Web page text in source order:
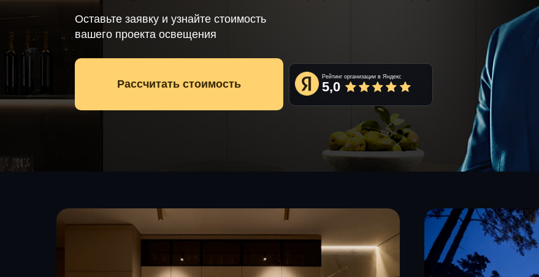
Оставьте заявку и узнайте стоимость
вашего проекта освещения
Рассчитать стоимость
Рейтинг организации в Яндекс
5,0